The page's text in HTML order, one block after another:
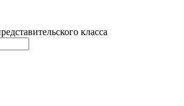
класса